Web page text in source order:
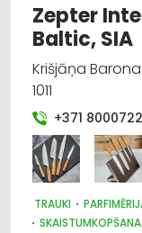
Zepter
Baltic, SIA
Krišjāņa
1011
+371
TRAUKI
SKAISTUMKOPŠANA